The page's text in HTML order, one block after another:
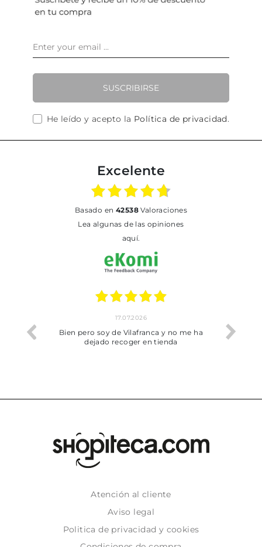
SUSCRIBIRSE
He leído y acepto la Política de privacidad.
Excelente
basado en 42538Valoraciones
Lea algunas de las opiniones
aquí.
trobat
17.07.2026
Bien pero soy de Vilafranca y no me ha
dejado recoger en tienda
Atención al cliente
Aviso legal
Politica de privacidad y cookies